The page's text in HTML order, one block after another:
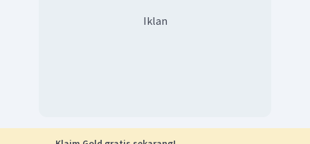
Iklan